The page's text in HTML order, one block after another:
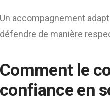
Un accompagnement
défendre de manière
Comment le
confiance en